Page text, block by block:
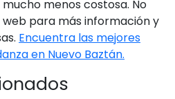
menos costosa. No
para más información y
Encuentra las mejores
en Nuevo Baztán.